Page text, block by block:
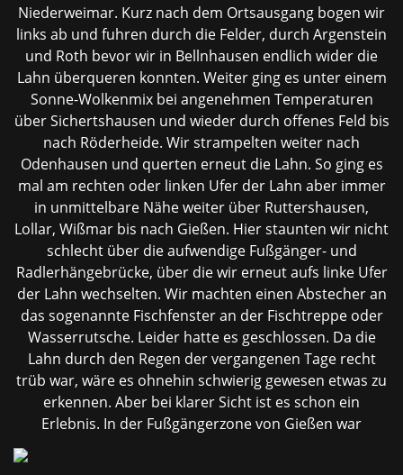
Niederweimar. Kurz nach dem Ortsausgang bogen wir
links ab und fuhren durch die Felder, durch Argenstein
und Roth bevor wir in Bellnhausen endlich wider die
Lahn überqueren konnten. Weiter ging es unter einem
Sonne-Wolkenmix bei angenehmen Temperaturen
über Sichertshausen und wieder durch offenes Feld bis
nach Röderheide. Wir strampelten weiter nach
Odenhausen und querten erneut die Lahn. So ging es
mal am rechten oder linken Ufer der Lahn aber immer
in unmittelbare Nähe weiter über Ruttershausen,
Lollar, Wißmar bis nach Gießen. Hier staunten wir nicht
schlecht über die aufwendige Fußgänger- und
Radlerhängebrücke, über die wir erneut aufs linke Ufer
der Lahn wechselten. Wir machten einen Abstecher an
das sogenannte Fischfenster an der Fischtreppe oder
Wasserrutsche. Leider hatte es geschlossen. Da die
Lahn durch den Regen der vergangenen Tage recht
trüb war, wäre es ohnehin schwierig gewesen etwas zu
erkennen. Aber bei klarer Sicht ist es schon ein
Erlebnis. In der Fußgängerzone von Gießen war